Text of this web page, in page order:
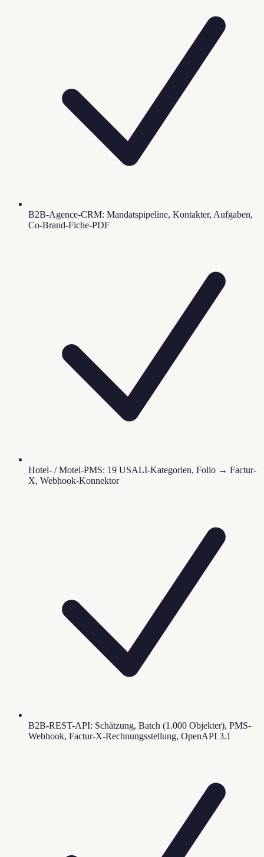
B2B-Agence-CRM: Mandatspipeline, Kontakter, Aufgaben,
Co-Brand-Fiche-PDF
Hotel- / Motel-PMS: 19 USALI-Kategorien, Folio → Factur-
X, Webhook-Konnektor
B2B-REST-API: Schätzung, Batch (1.000 Objekter), PMS-
Webhook, Factur-X-Rechnungsstellung, OpenAPI 3.1